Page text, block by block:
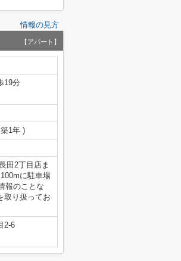
情報の見方
【アパート】
19分
1年 )
田2丁目店ま
に駐車場
報のことな
取り扱ってお
2-6